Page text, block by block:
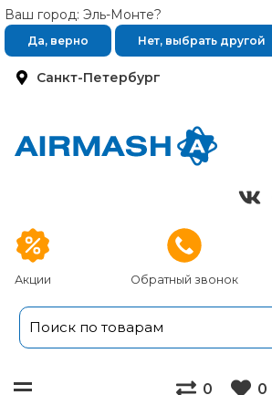
Санкт-Петербург
Ваш город: Эль-Монте?
Да, верно Нет, выбрать другой
Акции Обратный звонок
0 0